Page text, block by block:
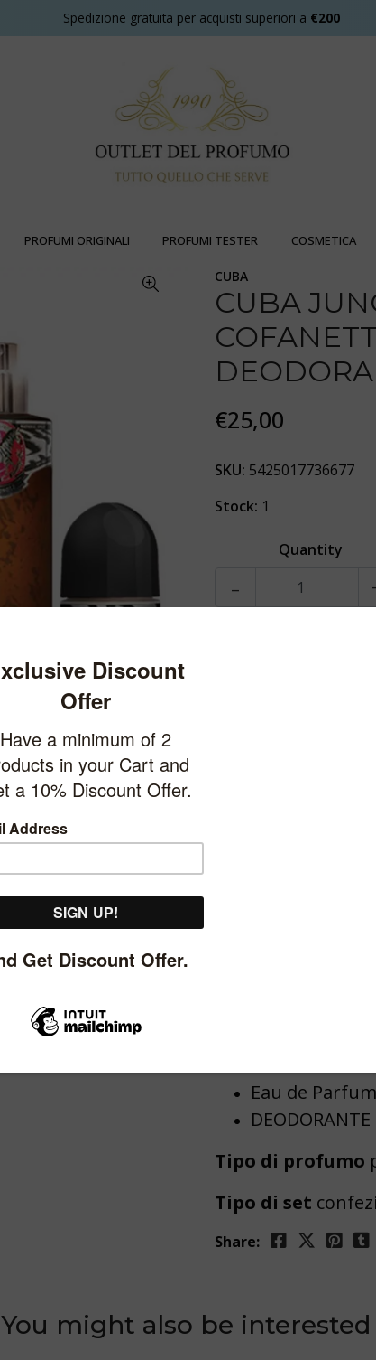
Spedizione gratuita per acquisti superiori a €200
PROFUMI ORIGINALI PROFUMI TESTER COSMETICA
CUBA
CUBA
€25,00
SKU: 5425017736677
Stock: 1
Quantity
-
Stai cercando il
tua mamma? Il
dipingerà
i cosmetici
Eau de
Tipo di profumo
Tipo di set
Share:
You might also be interested